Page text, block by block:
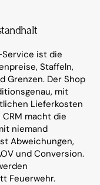
Service ist die
Staffeln,
Grenzen. Der Shop
mit
Lieferkosten
macht die
niemand
Abweichungen,
und Conversion.
Feuerwehr.